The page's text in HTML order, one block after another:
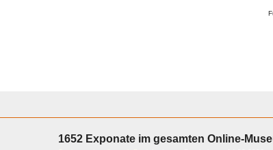
1652 Exponate im gesamten Online-